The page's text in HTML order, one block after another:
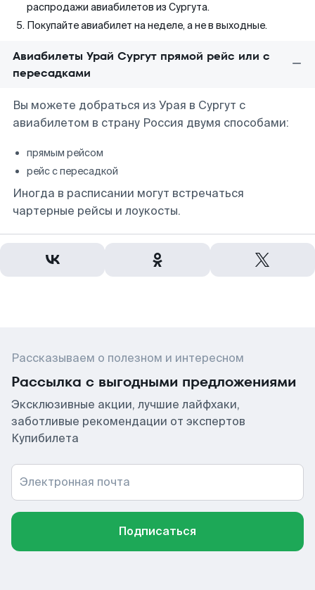
распродажи авиабилетов из Сургута.
Покупайте авиабилет на неделе, а не в выходные.
Авиабилеты Урай Сургут прямой рейс или с
пересадками
Вы можете добраться из Урая в Сургут с
авиабилетом в страну Россия двумя способами:
прямым рейсом
рейс с пересадкой
Иногда в расписании могут встречаться
чартерные рейсы и лоукосты.
Рассказываем о полезном и интересном
Рассылка с выгодными предложениями
Эксклюзивные акции, лучшие лайфхаки,
заботливые рекомендации от экспертов
Купибилета
Электронная почта
Подписаться